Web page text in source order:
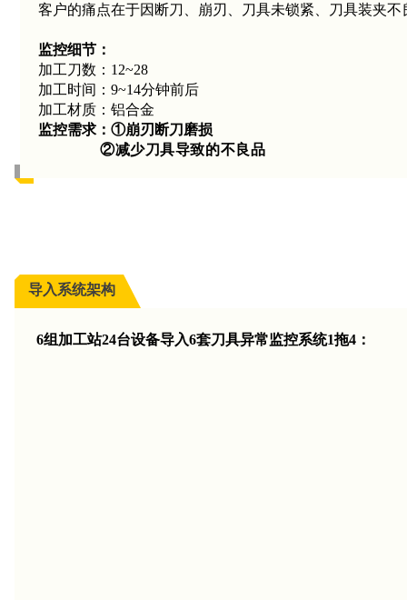
客户的痛点在于因断刀、崩刃、刀具未锁紧、刀具装夹
监控细节：
加工刀数：12~28
加工时间：9~14分钟前后
加工材质：铝合金
监控需求：①崩刃断刀磨损
②减少刀具导致的不良品
导入系统架构
6组加工站24台设备导入6套刀具异常监控系统1拖4：